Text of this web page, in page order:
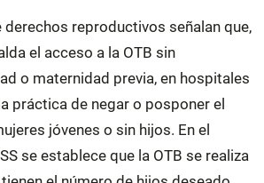
derechos reproductivos señalan que,
el acceso a la OTB sin
o maternidad previa, en hospitales
práctica de negar o posponer el
jóvenes o sin hijos. En el
se establece que la OTB se realiza